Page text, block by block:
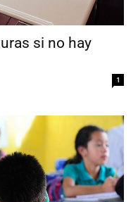
si no hay
1